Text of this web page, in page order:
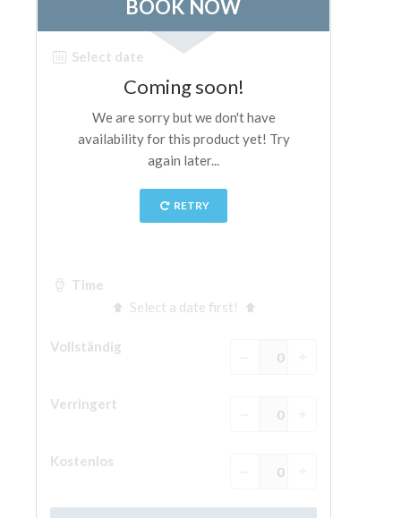
Opificio delle Pietre Dure
Museo Galileo
Vasari Corridor
Palazzo Vecchio
Santa Maria Novella
Eine Geführte Tour buchen